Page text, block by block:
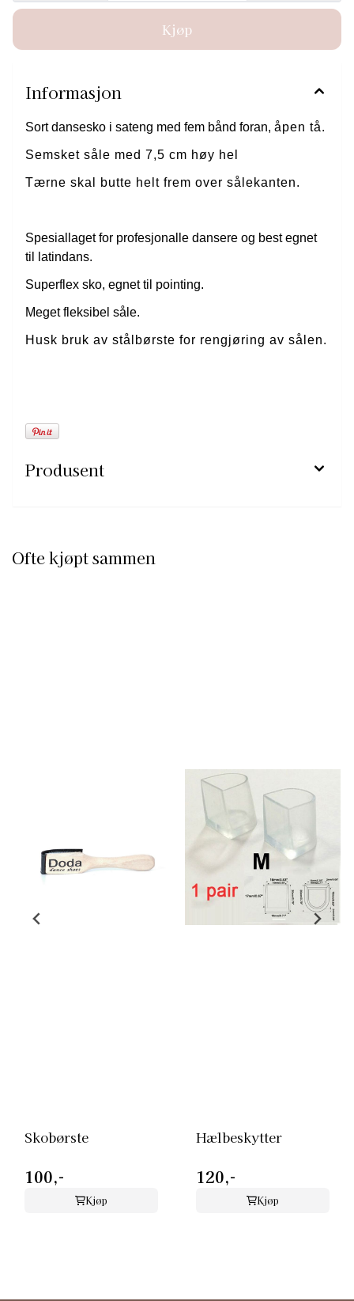
Informasjon
Sort dansesko i sateng med fem bånd foran, åpen tå.
Semsket såle med 7,5 cm høy hel
Tærne skal butte helt frem over sålekanten.
Spesiallaget for profesjonalle dansere og best egnet
til latindans.
Superflex sko, egnet til pointing.
Meget fleksibel såle.
Husk bruk av stålbørste for rengjøring av sålen.
Produsent
Ofte kjøpt sammen
Skobørste
100,-
Kjøp
Hælbeskytter
120,-
Kjøp